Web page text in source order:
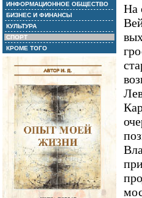
ИНФОРМАЦИОННОЕ ОБЩЕСТВО
БИЗНЕС И ФИНАНСЫ
КУЛЬТУРА
СПОРТ
КРОМЕ ТОГО
На